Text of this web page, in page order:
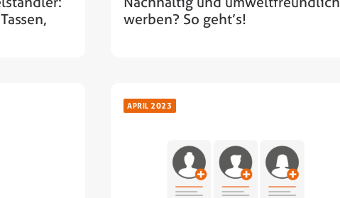
werben? So geht’s!
APRIL 2023